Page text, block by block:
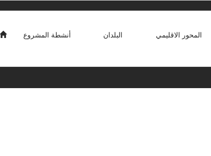
أنشطة المشروع البلدان المحور الاقليمي